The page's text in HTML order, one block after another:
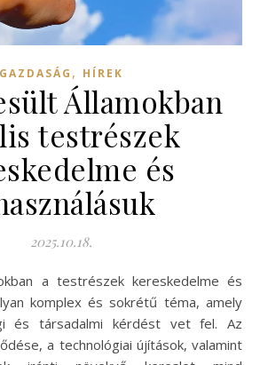
GAZDASÁG , HÍREK
Államokban
testrészek
és
2025.10.18.
komplex és sokrétű téma, amely
és társadalmi kérdést vet fel. Az
a technológiai újítások, valamint